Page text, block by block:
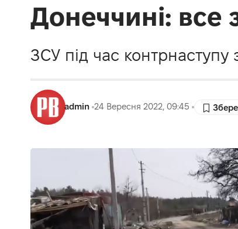
Донеччині: все
ЗСУ під час контрнаступу
admin 24 Вересня 2022, 09:45